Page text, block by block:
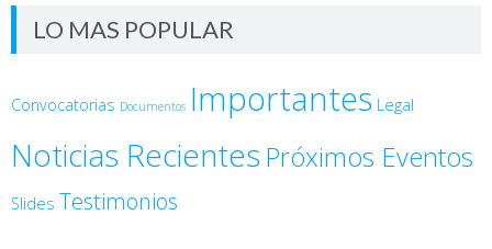
LO MAS POPULAR
Convocatorias Documentos Importantes Legal
Noticias Recientes Próximos Eventos
Slides Testimonios